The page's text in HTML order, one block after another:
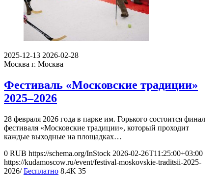
2025-12-13 2026-02-28
Москва г. Москва
Фестиваль «Московские традиции»
2025–2026
28 февраля 2026 года в парке им. Горького состоится финал
фестиваля «Московские традиции», который проходит
каждые выходные на площадках…
0 RUB https://schema.org/InStock 2026-02-26T11:25:00+03:00
https://kudamoscow.ru/event/festival-moskovskie-traditsii-2025-
2026/ Бесплатно 8.4K 35